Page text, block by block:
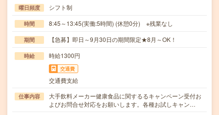
曜日頻度 シフト制
時間 8:45～13:45(実働:5時間) (休憩0分) ※残業なし
期間 【急募】即日～9月30日の期間限定★8月～OK！
時給 時給1300円
交通費
交通費支給
仕事内容
大手飲料メーカー健康食品に関するるキャンペーン受付お
よびお問合せ対応をお願いします。各種お試しキャン…